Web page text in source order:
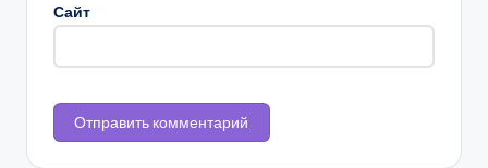
Сайт